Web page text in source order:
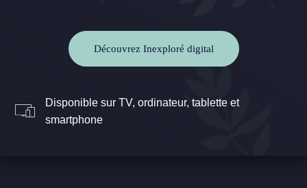
Découvrez Inexploré digital
Disponible sur TV, ordinateur, tablette et
smartphone